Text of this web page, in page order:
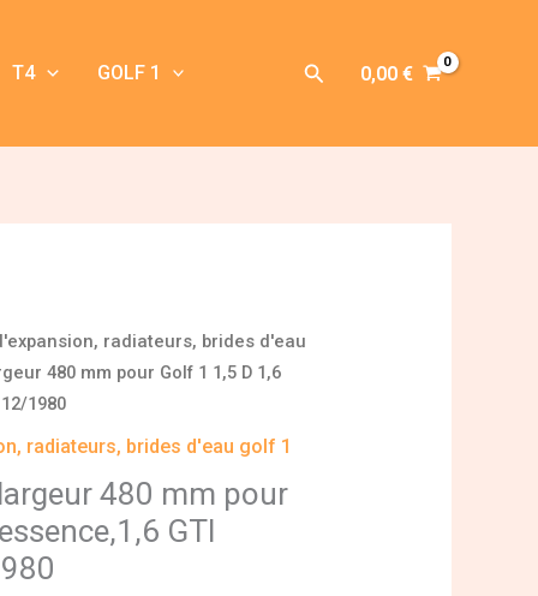
T4 GOLF 1 Rechercher
0,00 €
radiateurs, brides d'eau
480 mm pour Golf 1 1,5 D 1,6
1980
radiateurs, brides d'eau golf 1
480 mm pour
GTI